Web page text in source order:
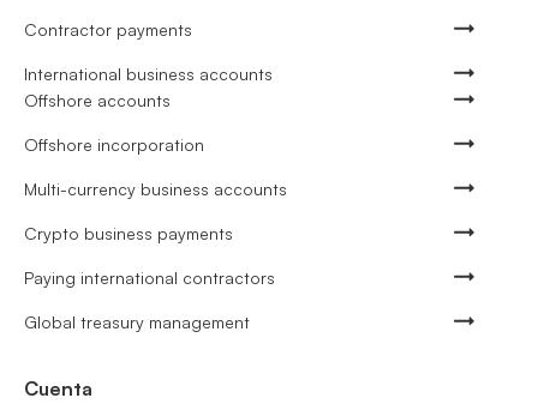
Contractor payments
International business accounts
Offshore accounts
Offshore incorporation
Multi-currency business accounts
Crypto business payments
Paying international contractors
Global treasury management
Cuenta